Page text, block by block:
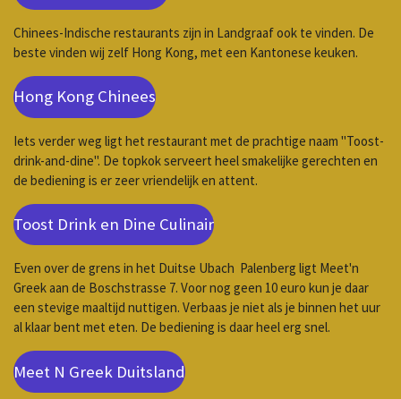
Chinees-Indische restaurants zijn in Landgraaf ook te vinden. De
beste vinden wij zelf Hong Kong, met een Kantonese keuken.
Hong Kong Chinees
Iets verder weg ligt het restaurant met de prachtige naam "Toost-
drink-and-dine". De topkok serveert heel smakelijke gerechten en
de bediening is er zeer vriendelijk en attent.
Toost Drink en Dine Culinair
Even over de grens in het Duitse Ubach Palenberg ligt Meet'n
Greek aan de Boschstrasse 7. Voor nog geen 10 euro kun je daar
een stevige maaltijd nuttigen. Verbaas je niet als je binnen het uur
al klaar bent met eten. De bediening is daar heel erg snel.
Meet N Greek Duitsland